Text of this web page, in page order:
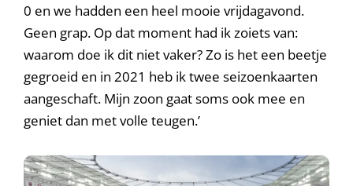
0 en we hadden een heel mooie vrijdagavond.
Geen grap. Op dat moment had ik zoiets van:
waarom doe ik dit niet vaker? Zo is het een beetje
gegroeid en in 2021 heb ik twee seizoenkaarten
aangeschaft. Mijn zoon gaat soms ook mee en
geniet dan met volle teugen.’